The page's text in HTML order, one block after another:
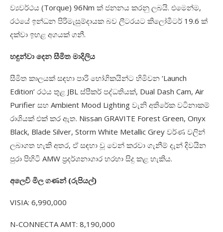
ව්‍යවර්ථය (Torque) 96Nm ක් ජනනය කරනු ලබයි. එමෙන්ම,
රථයේ ඉන්ධන පිරිමැසුම්දායක බව ලීටරයට කිලෝමීටර් 19.6 ක්
දක්වා ඉහළ අගයක් ගනී.
හඳුන්වා දෙන සීමිත මාදිලිය
සීමිත කාලයක් සඳහා පාරි භෝගිකයින්ට හිමිවන ‘Launch
Edition’ රථය තුළ JBL ස්පීකර් පද්ධතියක්, Dual Dash Cam, Air
Purifier සහ Ambient Mood Lighting වැනි අතිරේක වටිනාකම්
රාශියක් එක් කර ඇත. Nissan GRAVITE Forest Green, Onyx
Black, Blade Silver, Storm White Metallic Grey වර්ණ වලින්
ලබාගත හැකි අතර, ඒ සඳහා වූ වෙන් කරවා ගැනීම් දැන් දිවයින
පුරා පිහිටි AMW ප්‍රදර්ශනාගාර හරහා සිදු කළ හැකිය.
අලෙවි මිල ගණන් (රුපියල්)
VISIA: 6,990,000
N-CONNECTA AMT: 8,190,000